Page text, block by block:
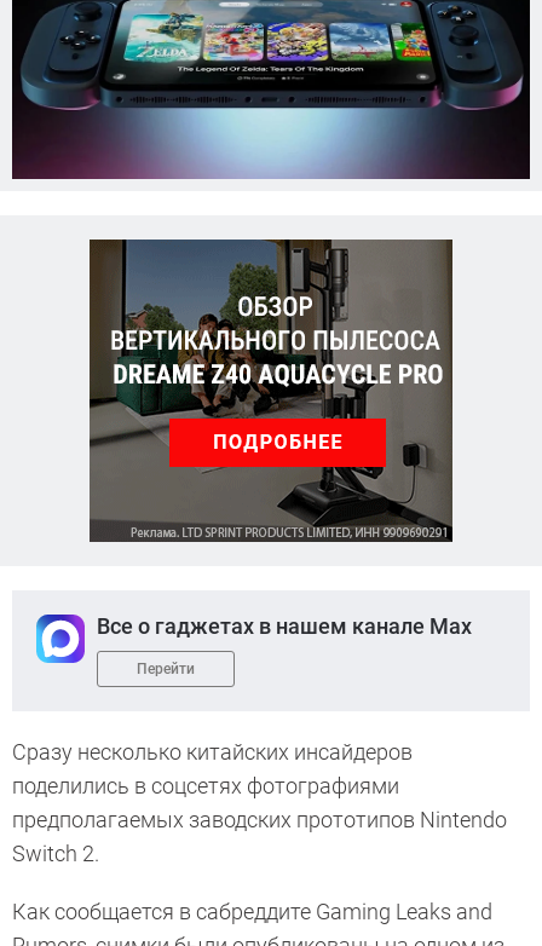
Все о гаджетах в нашем канале Max
Перейти
Сразу несколько китайских инсайдеров
поделились в соцсетях фотографиями
предполагаемых заводских прототипов Nintendo
Switch 2.
Как сообщается в сабреддите Gaming Leaks and